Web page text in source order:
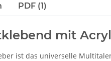
PDF (1)
mit
ist das universelle